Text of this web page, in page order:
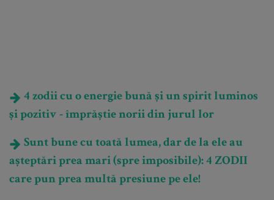
4 zodii cu o energie bună și un spirit luminos
și pozitiv - împrăștie norii din jurul lor
Sunt bune cu toată lumea, dar de la ele au
așteptări prea mari (spre imposibile): 4 ZODII
care pun prea multă presiune pe ele!